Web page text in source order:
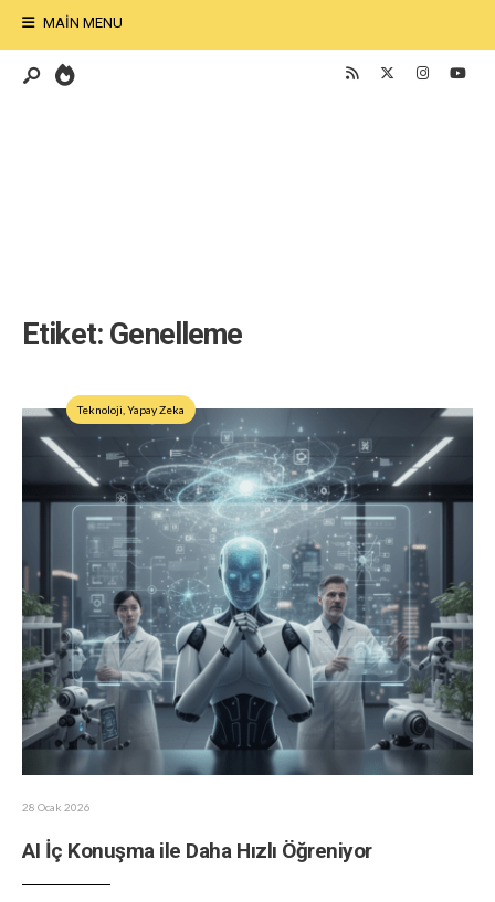
MAIN MENU
Etiket: Genelleme
Teknoloji Yapay Zeka
28 Ocak 2026
AI İç Konuşma ile Daha Hızlı Öğreniyor